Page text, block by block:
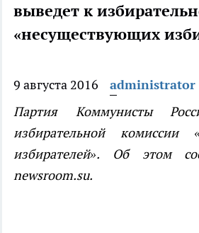
выведет к
«несуществующих
9 августа 2016
administrator
Партия Коммунисты
избирательной комиссии
избирателей». Об этом
newsroom.su.